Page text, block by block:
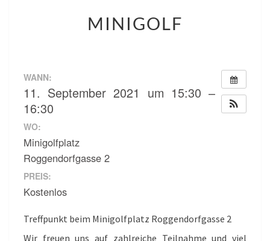
MINIGOLF
WANN:
11. September 2021 um 15:30 –
16:30
WO:
Minigolfplatz
Roggendorfgasse 2
PREIS:
Kostenlos
Treffpunkt beim Minigolfplatz Roggendorfgasse 2
Wir freuen uns auf zahlreiche Teilnahme und viel